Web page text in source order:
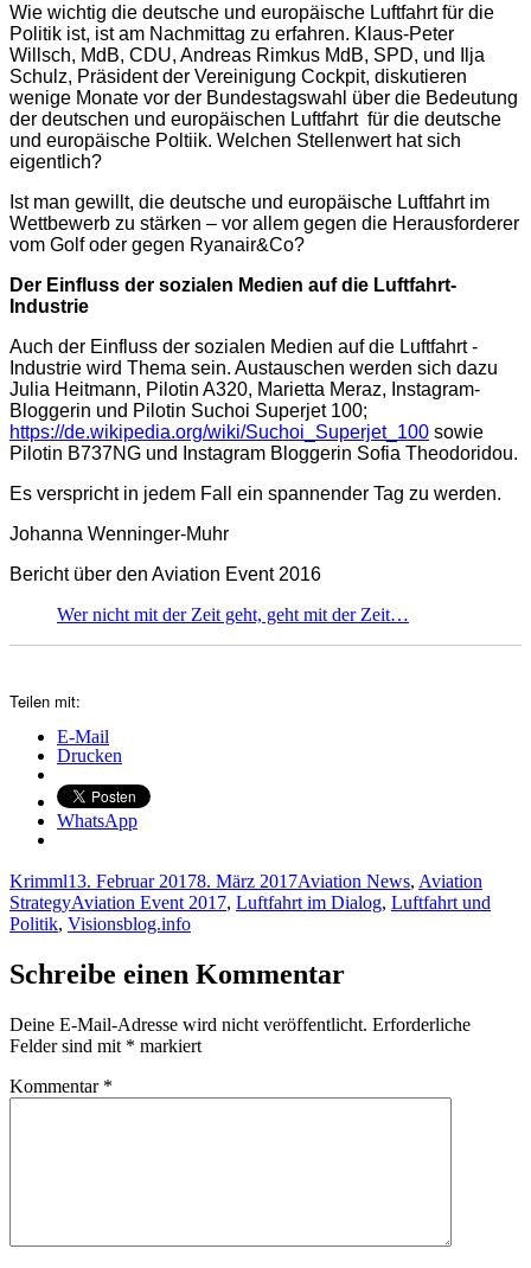
Wie wichtig die deutsche und europäische Luftfahrt für die
Politik ist, ist am Nachmittag zu erfahren. Klaus-Peter
Willsch, MdB, CDU, Andreas Rimkus MdB, SPD, und Ilja
Schulz, Präsident der Vereinigung Cockpit, diskutieren
wenige Monate vor der Bundestagswahl über die Bedeutung
der deutschen und europäischen Luftfahrt für die deutsche
und europäische Poltiik. Welchen Stellenwert hat sich
eigentlich?
Ist man gewillt, die deutsche und europäische Luftfahrt im
Wettbewerb zu stärken – vor allem gegen die Herausforderer
vom Golf oder gegen Ryanair&Co?
Der Einfluss der sozialen Medien auf die Luftfahrt-
Industrie
Auch der Einfluss der sozialen Medien auf die Luftfahrt -
Industrie wird Thema sein. Austauschen werden sich dazu
Julia Heitmann, Pilotin A320, Marietta Meraz, Instagram-
Bloggerin und Pilotin Suchoi Superjet 100;
https://de.wikipedia.org/wiki/Suchoi_Superjet_100 sowie
Pilotin B737NG und Instagram Bloggerin Sofia Theodoridou.
Es verspricht in jedem Fall ein spannender Tag zu werden.
Johanna Wenninger-Muhr
Bericht über den Aviation Event 2016
Wer nicht mit der Zeit geht, geht mit der Zeit…
Teilen mit:
E-Mail
Drucken
WhatsApp
Autor
KrimmlVeröffentlicht
am
13. Februar 20178. März 2017Kategorien
Aviation News, Aviation
StrategySchlagwörter
Aviation Event 2017, Luftfahrt im Dialog, Luftfahrt und
Politik, Visionsblog.info
Schreibe einen Kommentar
Deine E-Mail-Adresse wird nicht veröffentlicht. Erforderliche
Felder sind mit * markiert
Kommentar *